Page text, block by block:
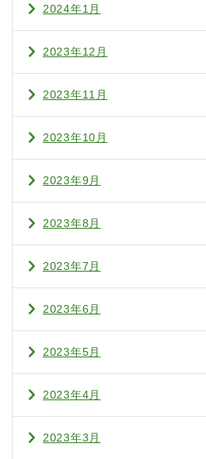
2024年1月
2023年12月
2023年11月
2023年10月
2023年9月
2023年8月
2023年7月
2023年6月
2023年5月
2023年4月
2023年3月